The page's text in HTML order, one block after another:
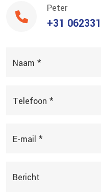
Peter
+31
Naam *
Telefoon *
E-mail *
Bericht